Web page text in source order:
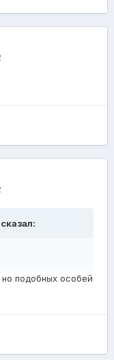
подобных особей